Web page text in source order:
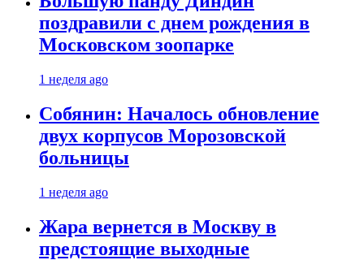
поздравили с днем рождения в
Московском зоопарке
1 неделя ago
Собянин: Началось обновление
двух корпусов Морозовской
больницы
1 неделя ago
Жара вернется в Москву в
предстоящие выходные